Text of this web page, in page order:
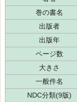
巻の書名
出版者
出版年
ページ数
大きさ
一般件名
NDC分類(9版)